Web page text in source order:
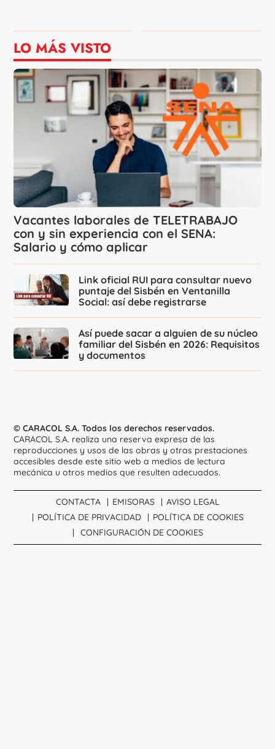
LO MÁS VISTO
Vacantes laborales de TELETRABAJO
con y sin experiencia con el SENA:
Salario y cómo aplicar
Link oficial RUI para consultar nuevo
puntaje del Sisbén en Ventanilla
Social: así debe registrarse
Así puede sacar a alguien de su núcleo
familiar del Sisbén en 2026: Requisitos
y documentos
© CARACOL S.A. Todos los derechos reservados.
CARACOL S.A. realiza una reserva expresa de las
reproducciones y usos de las obras y otras prestaciones
accesibles desde este sitio web a medios de lectura
mecánica u otros medios que resulten adecuados.
CONTACTA EMISORAS
AVISO LEGAL
POLÍTICA DE PRIVACIDAD
POLÍTICA DE COOKIES
CONFIGURACIÓN DE COOKIES